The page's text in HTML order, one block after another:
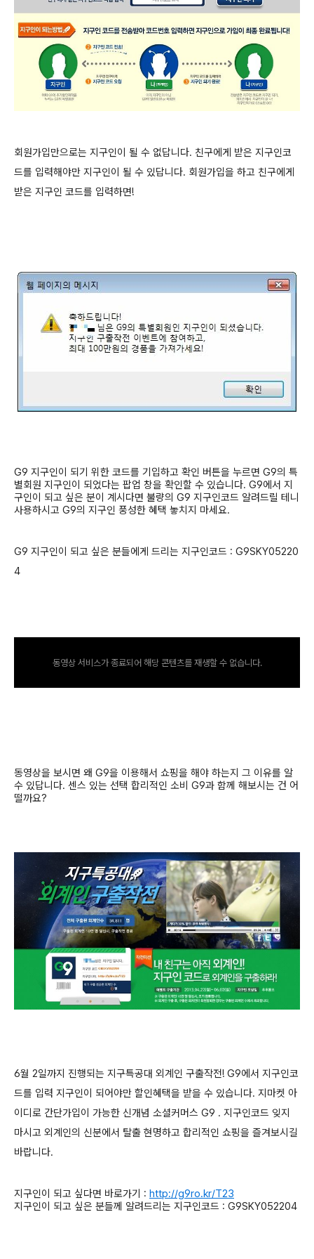
회원가입만으로는 지구인이 될 수 없답니다. 친구에게 받은 지구인코
드를 입력해야만 지구인이 될 수 있답니다. 회원가입을 하고 친구에게
받은 지구인 코드를 입력하면!
G9 지구인이 되기 위한 코드를 기입하고 확인 버튼을 누르면 G9의 특
별회원 지구인이 되었다는 팝업 창을 확인할 수 있습니다. G9에서 지
구인이 되고 싶은 분이 계시다면 불량의 G9 지구인코드 알려드릴 테니
사용하시고 G9의 지구인 풍성한 혜택 놓치지 마세요.
G9 지구인이 되고 싶은 분들에게 드리는 지구인코드 : G9SKY05220
4
동영상 서비스가 종료되어 해당 콘텐츠를 재생할 수 없습니다.
동영상을 보시면 왜 G9을 이용해서 쇼핑을 해야 하는지 그 이유를 알
수 있답니다. 센스 있는 선택 합리적인 소비 G9과 함께 해보시는 건 어
떨까요?
6월 2일까지 진행되는 지구특공대 외계인 구출작전! G9에서 지구인코
드를 입력 지구인이 되어야만 할인혜택을 받을 수 있습니다. 지마켓 아
이디로 간단가입이 가능한 신개념 소셜커머스 G9 . 지구인코드 잊지
마시고 외계인의 신분에서 탈출 현명하고 합리적인 쇼핑을 즐겨보시길
바랍니다.
지구인이 되고 싶다면 바로가기 : http://g9ro.kr/T23
지구인이 되고 싶은 분들께 알려드리는 지구인코드 : G9SKY052204